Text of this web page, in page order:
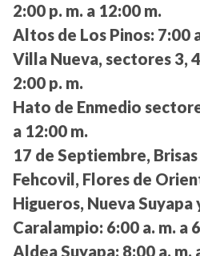
2:00 p. m. a 12:00 m.
Altos de Los Pinos: 7:00
Villa Nueva, sectores 3,
2:00 p. m.
Hato de Enmedio
a 12:00 m.
17 de Septiembre,
Fehcovil, Flores de
Higueros, Nueva Suyapa
Caralampio: 6:00 a. m. a
Aldea Suyapa: 8:00 a. m.